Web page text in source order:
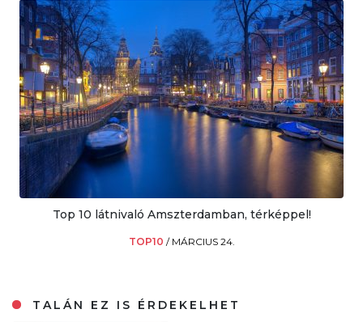
Top 10 látnivaló Amszterdamban, térképpel!
TOP10 / MÁRCIUS 24.
TALÁN EZ IS ÉRDEKELHET